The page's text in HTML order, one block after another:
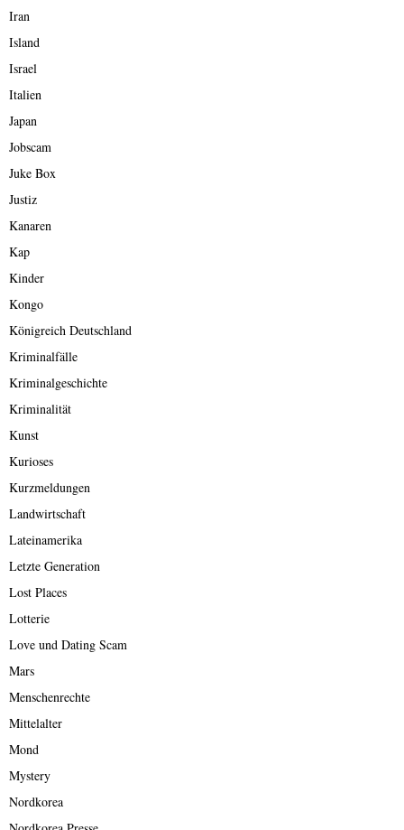
Iran
Island
Israel
Italien
Japan
Jobscam
Juke Box
Justiz
Kanaren
Kap
Kinder
Kongo
Königreich Deutschland
Kriminalfälle
Kriminalgeschichte
Kriminalität
Kunst
Kurioses
Kurzmeldungen
Landwirtschaft
Lateinamerika
Letzte Generation
Lost Places
Lotterie
Love und Dating Scam
Mars
Menschenrechte
Mittelalter
Mond
Mystery
Nordkorea